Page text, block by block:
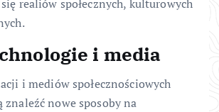
realiów społecznych, kulturowych
i media
i mediów społecznościowych
znaleźć nowe sposoby na